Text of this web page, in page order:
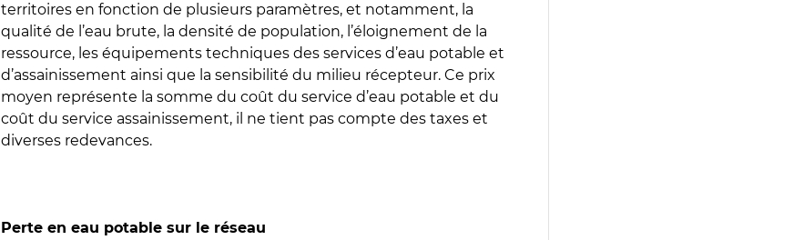
territoires en fonction de plusieurs paramètres, et notamment, la
qualité de l’eau brute, la densité de population, l’éloignement de la
ressource, les équipements techniques des services d’eau potable et
d’assainissement ainsi que la sensibilité du milieu récepteur. Ce prix
moyen représente la somme du coût du service d’eau potable et du
coût du service assainissement, il ne tient pas compte des taxes et
diverses redevances.
Perte en eau potable sur le réseau